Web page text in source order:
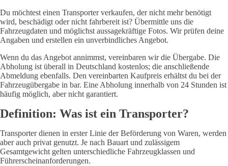
Du möchtest einen Transporter verkaufen, der nicht mehr benötigt
wird, beschädigt oder nicht fahrbereit ist? Übermittle uns die
Fahrzeugdaten und möglichst aussagekräftige Fotos. Wir prüfen deine
Angaben und erstellen ein unverbindliches Angebot.
Wenn du das Angebot annimmst, vereinbaren wir die Übergabe. Die
Abholung ist überall in Deutschland kostenlos; die anschließende
Abmeldung ebenfalls. Den vereinbarten Kaufpreis erhältst du bei der
Fahrzeugübergabe in bar. Eine Abholung innerhalb von 24 Stunden ist
häufig möglich, aber nicht garantiert.
Definition: Was ist ein Transporter?
Transporter dienen in erster Linie der Beförderung von Waren, werden
aber auch privat genutzt. Je nach Bauart und zulässigem
Gesamtgewicht gelten unterschiedliche Fahrzeugklassen und
Führerscheinanforderungen.